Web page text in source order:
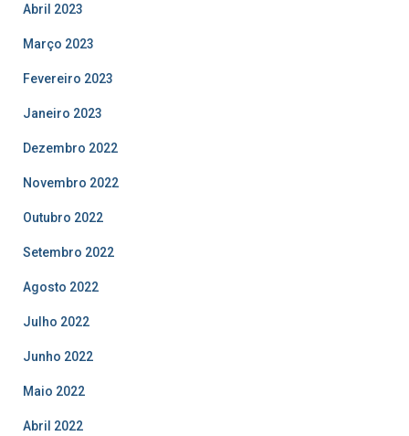
Abril 2023
Março 2023
Fevereiro 2023
Janeiro 2023
Dezembro 2022
Novembro 2022
Outubro 2022
Setembro 2022
Agosto 2022
Julho 2022
Junho 2022
Maio 2022
Abril 2022